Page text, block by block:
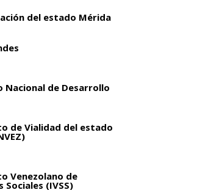
del estado Mérida
Nacional de Desarrollo
de Vialidad del estado
Venezolano de
Sociales (IVSS)